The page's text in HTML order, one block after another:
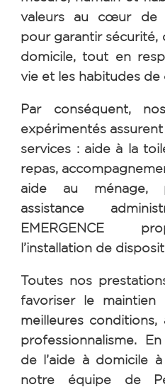
valeurs au cœur de
pour garantir
domicile, tout en
vie et les habitudes de
Par conséquent,
expérimentés
services : aide à la
repas,
aide au ménage,
assistance
EMERGENCE
l’installation de
Toutes nos
favoriser le
meilleures conditions,
professionnalisme.
de l’aide à domicile à
notre équipe de